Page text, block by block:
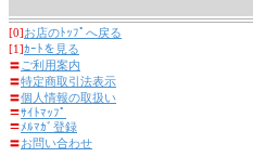
[0]お店のﾄｯﾌﾟへ戻る
[1]ｶｰﾄを見る
〓 ご利用案内
〓特定商取引法表示
〓個人情報の取扱い
〓ｻｲﾄﾏｯﾌﾟ
〓ﾒﾙﾏｶﾞ登録
〓お問い合わせ